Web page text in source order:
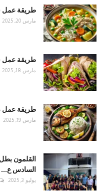
طريقة عمل
مارس 20, 2025
طريقة عمل
مارس 18, 2025
طريقة عمل
مارس 19, 2025
القلمون
السادس ع...
يوليو 3, 2025